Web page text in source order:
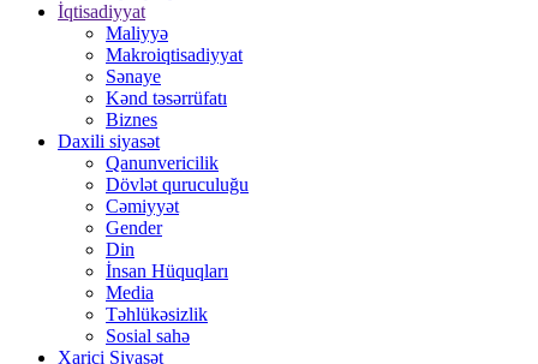
İqtisadiyyat
Maliyyə
Makroiqtisadiyyat
Sənaye
Kənd təsərrüfatı
Biznes
Daxili siyasət
Qanunvericilik
Dövlət quruculuğu
Cəmiyyət
Gender
Din
İnsan Hüquqları
Media
Təhlükəsizlik
Sosial sahə
Xarici Siyasət